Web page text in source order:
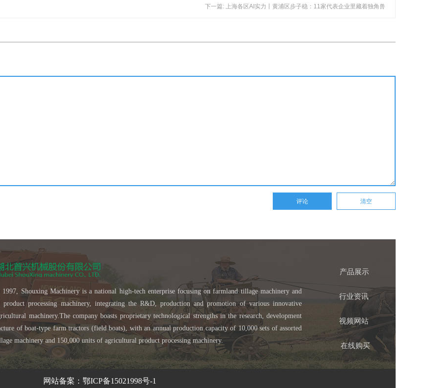
下一篇: 上海各区AI实力丨黄浦区步子稳：11家代表企业里藏着独角兽
网站备案：鄂ICP备15021998号-1
产品展示
在线购买
行业资讯
视频网站
1997, Shouxing Machinery is a national high-tech enterprise focusing on farmland tillage machinery and
product processing machinery, integrating the R&D, production and promotion of various innovative
machinery.The company boasts proprietary technological strengths in the research, development
of boat-type farm tractors (field boats), with an annual production capacity of 10,000 sets of assorted
machinery and 150,000 units of agricultural product processing machinery.